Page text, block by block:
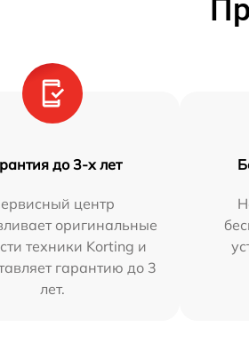
до 3-х лет
центр
оригинальные
техники Korting и
гарантию до 3
лет.